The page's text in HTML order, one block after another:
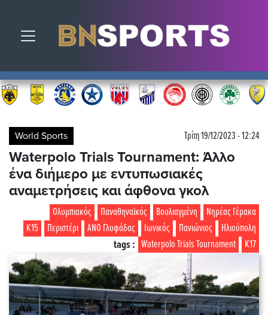
Toggle navigation
World Sports Τρίτη 19/12/2023 - 12:24
Waterpolo Trials Tournament: Άλλο
ένα διήμερο με εντυπωσιακές
αναμετρήσεις και άφθονα γκολ
Νηρέας Γέρακα
Βουλιαγμένη
Παναθηναϊκός
Ολυμπιακός
Ηλιούπολη
Πανιώνιος
Ιωνικός
ΑΝΟ Γλυφάδας
Περιστέρι
Κ15
Κ17
Waterpolo Trials Tournament
tags :